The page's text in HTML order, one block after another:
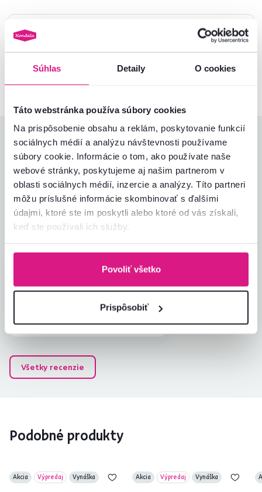
Súhlas Detaily O cookies
Táto webstránka používa súbory cookies
Na prispôsobenie obsahu a reklám, poskytovanie funkcií
sociálnych médií a analýzu návštevnosti používame
súbory cookie. Informácie o tom, ako používate naše
webové stránky, poskytujeme aj našim partnerom v
oblasti sociálnych médií, inzercie a analýzy. Títo partneri
môžu príslušné informácie skombinovať s ďalšími
údajmi, ktoré ste im poskytli alebo ktoré od vás získali,
keď ste používali ich služby.
Povoliť všetko
Prispôsobiť
Nenašli ste požadované informácie?
02/ 40 100 100 Spustiť chat
Hodnotenia produktu
5,0
1recenzia
Jednoduchosť montáže
5,0
Kvalita výrobku
5,0
Zodpovedá očakávaniam
5,0
Zabalenie výrobku
5,0
Pomer hodnoty a ceny
Slovensko
5hviezdičiek
Všetky recenzie
Podobné produkty
Akcia Výpredaj Vynáška Akcia Výpredaj Vynáška